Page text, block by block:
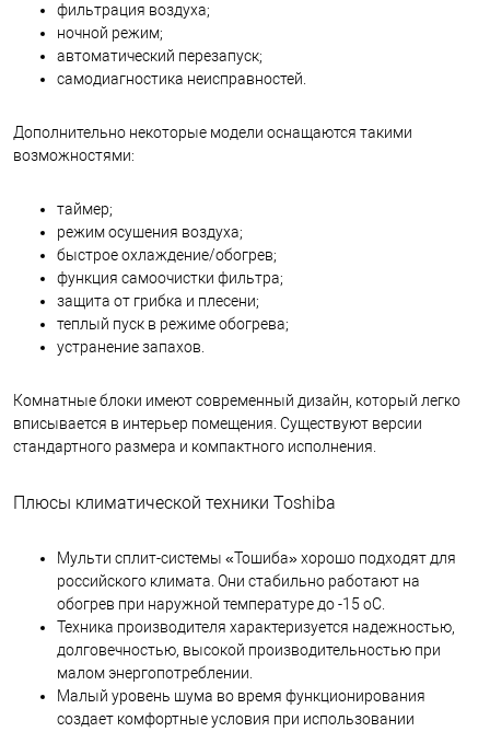
фильтрация воздуха;
ночной режим;
автоматический перезапуск;
самодиагностика неисправностей.
Дополнительно некоторые модели оснащаются такими
возможностями:
таймер;
режим осушения воздуха;
быстрое охлаждение/обогрев;
функция самоочистки фильтра;
защита от грибка и плесени;
теплый пуск в режиме обогрева;
устранение запахов.
Комнатные блоки имеют современный дизайн, который легко
вписывается в интерьер помещения. Существуют версии
стандартного размера и компактного исполнения.
Плюсы климатической техники Toshiba
Мульти сплит-системы «Тошиба» хорошо подходят для
российского климата. Они стабильно работают на
обогрев при наружной температуре до -15 оС.
Техника производителя характеризуется надежностью,
долговечностью, высокой производительностью при
малом энергопотреблении.
Малый уровень шума во время функционирования
создает комфортные условия при использовании